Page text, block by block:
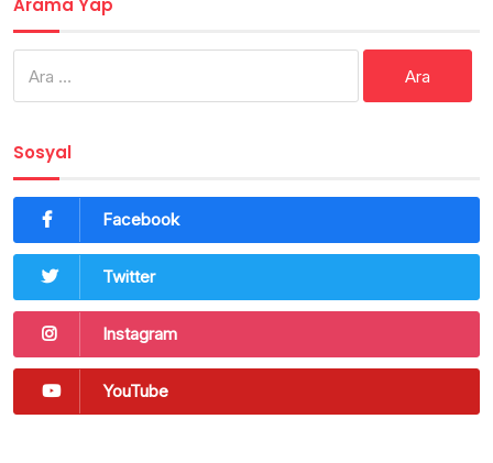
Arama Yap
Sosyal
Facebook
Twitter
Instagram
YouTube